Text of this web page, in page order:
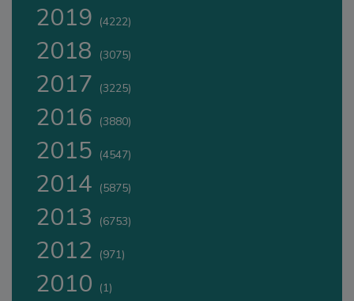
2019 (4222)
2018 (3075)
2017 (3225)
2016 (3880)
2015 (4547)
2014 (5875)
2013 (6753)
2012 (971)
2010 (1)